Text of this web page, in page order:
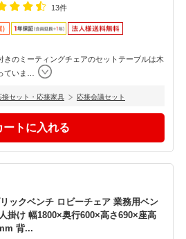
13件
きのミーティングチェアのセットテーブルは木
ていま
接セット・応接家具 応接会議セット
ックベンチ ロビーチェア 業務用ベン
掛け 幅1800×奥行600×高さ690×座高
背...